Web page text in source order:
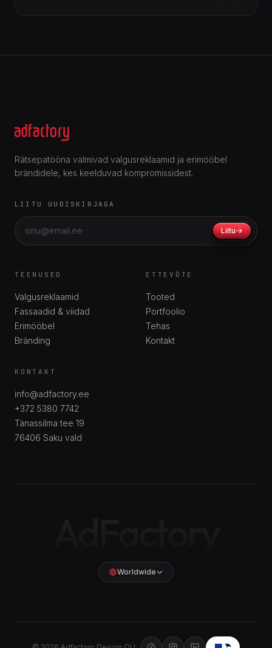
Rätsepatööna valmivad valgusreklaamid ja erimööbel
brändidele, kes keelduvad kompromissidest.
LIITU UUDISKIRJAGA
Liitu
TEENUSED
Valgusreklaamid
Fassaadid & viidad
Erimööbel
Bränding
ETTEVÕTE
Tooted
Portfoolio
Tehas
Kontakt
KONTAKT
info@adfactory.ee
+372 5380 7742
Tänassilma tee 19
76406 Saku vald
Worldwide
Světelné reklamy